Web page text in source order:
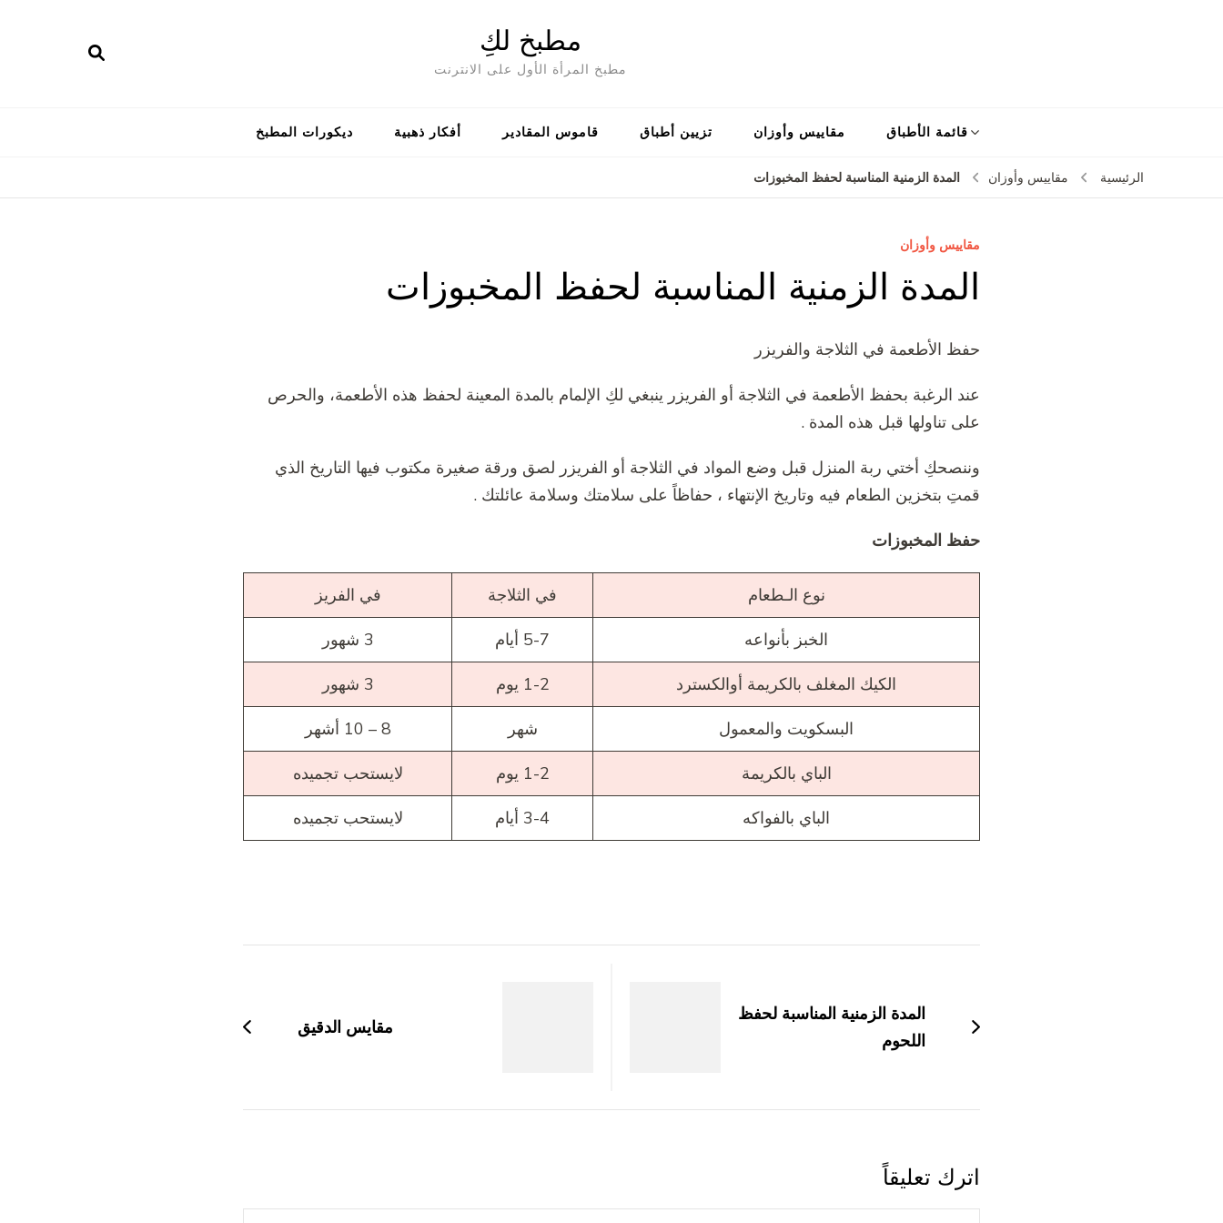
مطبخ لكِ
مطبخ المرأة الأول على الانترنت
قائمة الأطباق مقاييس وأوزان تزيين أطباق قاموس المقادير أفكار ذهبية ديكورات المطبخ
الرئيسية مقاييس وأوزان المدة الزمنية المناسبة لحفظ المخبوزات
مقاييس وأوزان
المدة الزمنية المناسبة لحفظ المخبوزات
حفظ الأطعمة في الثلاجة والفريزر
عند الرغبة بحفظ الأطعمة في الثلاجة أو الفريزر ينبغي لكِ الإلمام بالمدة المعينة لحفظ هذه الأطعمة، والحرص
على تناولها قبل هذه المدة .
وننصحكِ أختي ربة المنزل قبل وضع المواد في الثلاجة أو الفريزر لصق ورقة صغيرة مكتوب فيها التاريخ الذي
قمتِ بتخزين الطعام فيه وتاريخ الإنتهاء ، حفاظاً على سلامتك وسلامة عائلتك .
حفظ المخبوزات
نوع الـطعام في الثلاجة في الفريز
الخبز بأنواعه 5-7 أيام 3 شهور
الكيك المغلف بالكريمة أوالكسترد 1-2 يوم 3 شهور
البسكويت والمعمول شهر 8 – 10 أشهر
الباي بالكريمة 1-2 يوم لايستحب تجميده
الباي بالفواكه 3-4 أيام لايستحب تجميده
التدوينات
مقايس الدقيق
المدة الزمنية المناسبة لحفظ
اللحوم
اترك تعليقاً